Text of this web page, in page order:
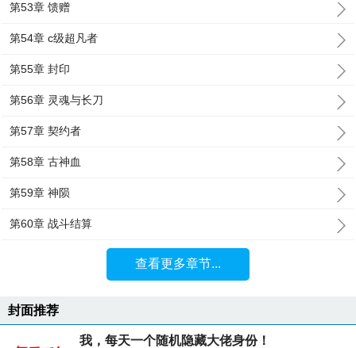
第53章 馈赠
第54章 c级超凡者
第55章 封印
第56章 灵魂与长刀
第57章 契约者
第58章 古神血
第59章 神陨
第60章 战斗结算
查看更多章节...
封面推荐
我，每天一个随机隐藏大佬身份！